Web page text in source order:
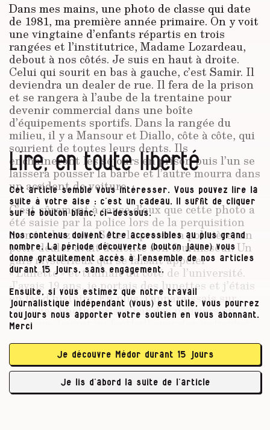
Dans mes mains, une photo de classe qui date
de 1981, ma première année primaire. On y voit
une vingtaine d’enfants répartis en trois
rangées et l’institutrice, Madame Lozardeau,
debout à nos côtés. Je suis en haut à droite.
Celui qui sourit en bas à gauche, c’est Samir. Il
deviendra un dealer de rue. Il fera de la prison
et se rangera à l’aube de la trentaine pour
devenir commercial dans une boîte
d’équipements sportifs. Dans la rangée du
milieu, il y a Mansour et Diallo, côte à côte, qui
sourient de toutes leurs dents. Ils
enchaîneront les séjours en prison puis l’un se
laissera pousser la barbe et l’autre mourra dans
un accident de voiture.
C’est sûrement à cause d’eux que cette photo a
été saisie par la police lors de la perquisition
menée chez moi. Sous la pression policière, un
petit dealer avait dénoncé son fournisseur. Un
gars mystérieux qui se faisait appeler
« Lunette » et traînait du côté de l’université.
J’avais 19 ans, je portais des lunettes et j’étais
en fac d’histoire. En plus, j’apparaissais sur
quelques photos prises par des policiers en
planque, jouant au football avec des individus
valoir une visite matinale de la police chez ma
mère. Son appartement fut complètement
retourné. Tout ça pour saisir une poignée de
clichés dont un seul me sera rendu. …
Lire, en toute liberté
Cet article semble vous intéresser. Vous pouvez lire la
suite à votre aise : c’est un cadeau. Il suffit de cliquer
sur le bouton blanc, ci-dessous.
Nos contenus doivent être accessibles au plus grand
nombre. La période découverte (bouton jaune) vous
donne gratuitement accès à l’ensemble de nos articles
durant 15 jours, sans engagement.
Ensuite, si vous estimez que notre travail
journalistique indépendant (vous) est utile, vous pourrez
toujours nous apporter votre soutien en vous abonnant.
Merci
Je découvre Médor durant 15 jours
Je lis d’abord la suite de l’article